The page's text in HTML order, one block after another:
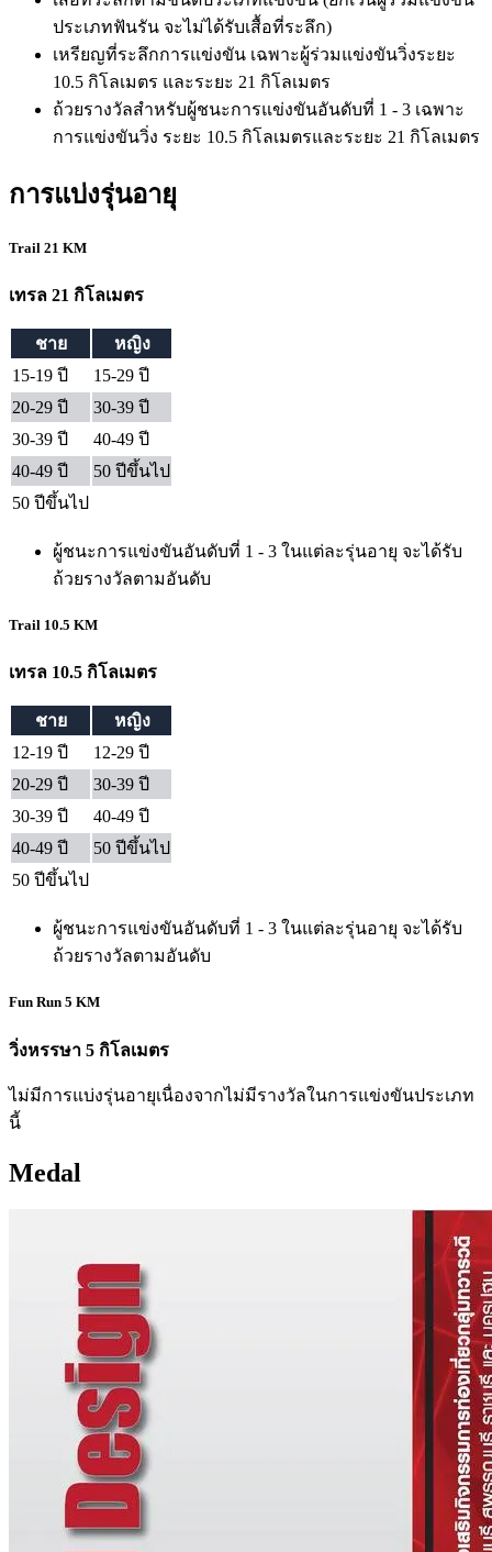
ประเภทฟันรัน จะไม่ได้รับเสื้อที่ระลึก)
เหรียญที่ระลึกการแข่งขัน เฉพาะผู้ร่วมแข่งขันวิ่งระยะ
10.5 กิโลเมตร และระยะ 21 กิโลเมตร
ถ้วยรางวัลสำหรับผู้ชนะการแข่งขันอันดับที่ 1 - 3 เฉพาะ
การแข่งขันวิ่ง ระยะ 10.5 กิโลเมตรและระยะ 21 กิโลเมตร
การแบ่งรุ่นอายุ
Trail 21 KM
เทรล 21 กิโลเมตร
ชาย
หญิง
15-19 ปี
15-29 ปี
20-29 ปี
30-39 ปี
30-39 ปี
40-49 ปี
40-49 ปี
50 ปีขึ้นไป
50 ปีขึ้นไป
ผู้ชนะการแข่งขันอันดับที่ 1 - 3 ในแต่ละรุ่นอายุ จะได้รับ
ถ้วยรางวัลตามอันดับ
Trail 10.5 KM
เทรล 10.5 กิโลเมตร
ชาย
หญิง
12-19 ปี
12-29 ปี
20-29 ปี
30-39 ปี
30-39 ปี
40-49 ปี
40-49 ปี
50 ปีขึ้นไป
50 ปีขึ้นไป
ผู้ชนะการแข่งขันอันดับที่ 1 - 3 ในแต่ละรุ่นอายุ จะได้รับ
ถ้วยรางวัลตามอันดับ
Fun Run 5 KM
วิ่งหรรษา 5 กิโลเมตร
ไม่มีการแบ่งรุ่นอายุเนื่องจากไม่มีรางวัลในการแข่งขันประเภท
นี้
Medal